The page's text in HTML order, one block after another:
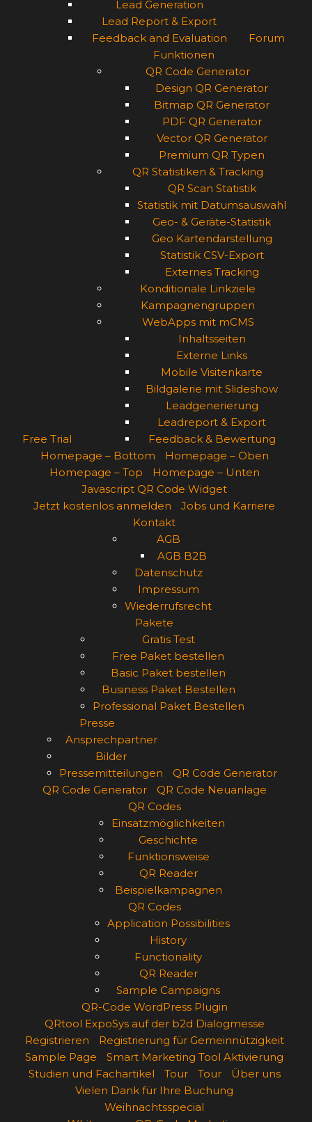
Lead Generation
Lead Report & Export
Feedback and Evaluation
Forum
Free Trial
Funktionen
QR Code Generator
Design QR Generator
Bitmap QR Generator
PDF QR Generator
Vector QR Generator
Premium QR Typen
QR Statistiken & Tracking
QR Scan Statistik
Statistik mit Datumsauswahl
Geo- & Geräte-Statistik
Geo Kartendarstellung
Statistik CSV-Export
Externes Tracking
Konditionale Linkziele
Kampagnengruppen
WebApps mit mCMS
Inhaltsseiten
Externe Links
Mobile Visitenkarte
Bildgalerie mit Slideshow
Leadgenerierung
Leadreport & Export
Feedback & Bewertung
Homepage – Bottom
Homepage – Oben
Homepage – Top
Homepage – Unten
Javascript QR Code Widget
Jetzt kostenlos anmelden
Jobs und Karriere
Kontakt
AGB
AGB B2B
Datenschutz
Impressum
Wiederrufsrecht
Pakete
Gratis Test
Free Paket bestellen
Basic Paket bestellen
Business Paket Bestellen
Professional Paket Bestellen
Presse
Ansprechpartner
Bilder
Pressemitteilungen
QR Code Generator
QR Code Generator
QR Code Neuanlage
QR Codes
Einsatzmöglichkeiten
Geschichte
Funktionsweise
QR Reader
Beispielkampagnen
QR Codes
Application Possibilities
History
Functionality
QR Reader
Sample Campaigns
QR-Code WordPress Plugin
QRtool ExpoSys auf der b2d Dialogmesse
Registrieren
Registrierung für Gemeinnützigkeit
Sample Page
Smart Marketing Tool Aktivierung
Studien und Fachartikel
Tour Tour
Über uns
Vielen Dank für Ihre Buchung
Weihnachtsspecial